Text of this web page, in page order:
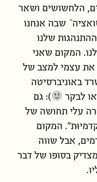
הלחשושים ושאר
שבה אנחנו
שלנו
המקום שאני
את עצמי למצב של
באוניברסיטה
): גם
עלי תחושה של
המקום
אבל שווה
בסופו של דבר